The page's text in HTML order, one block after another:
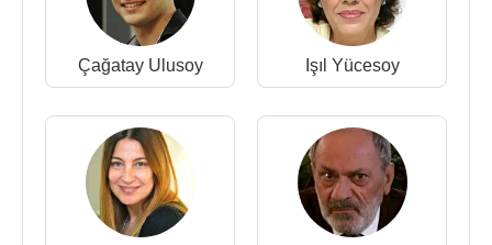
Çağatay Ulusoy Işıl Yücesoy